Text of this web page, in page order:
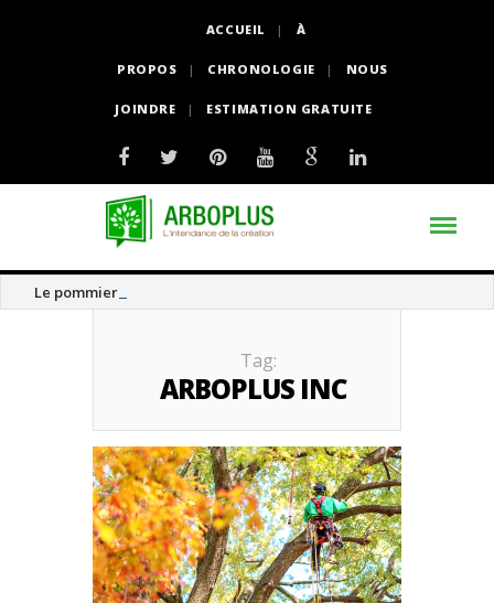
ACCUEIL À
PROPOS CHRONOLOGIE NOUS
JOINDRE ESTIMATION GRATUITE
Le pommier thé
Tag:
ARBOPLUS INC